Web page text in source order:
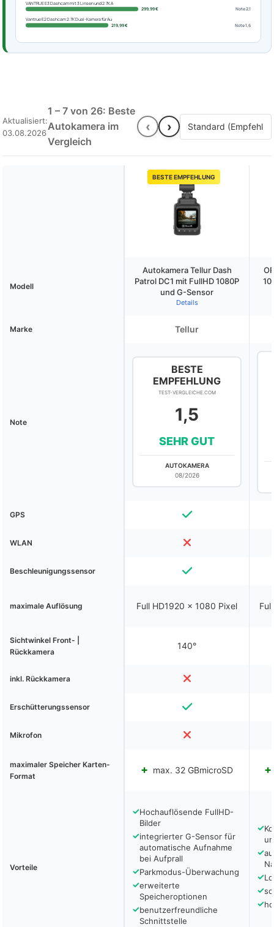
VANTRUE E3 Dashcam mit 3 Linsen und 2.7K A
299,99 €
Note 2,1
Vantrue E2 Dashcam 2.7K Dual-Kamera für Au
219,99 €
Note 1,6
Aktualisiert:
03.08.2026
1 – 7 von 26: Beste
Autokamera im
Vergleich
‹ ›
BESTE EMPFEHLUNG
Modell
Autokamera Tellur Dash
Patrol DC1 mit FullHD 1080P
und G-Sensor
Details
Marke Tellur
Note
BESTE
EMPFEHLUNG
TEST-VERGLEICHE.COM
1,5
SEHR GUT
AUTOKAMERA
08/2026
GPS
WLAN
Beschleunigungssensor
maximale Auflösung Full HD1920 x 1080 Pixel
Sichtwinkel Front- |
Rückkamera
140°
inkl. Rückkamera
Erschütterungssensor
Mikrofon
maximaler Speicher Karten-
Format
max. 32 GBmicroSD
Vorteile
✓Hochauflösende FullHD-
Bilder
✓integrierter G-Sensor für
automatische Aufnahme
bei Aufprall
✓Parkmodus-Überwachung
✓erweiterte
Speicheroptionen
✓benutzerfreundliche
Schnittstelle
✓
✓
✓
✓
✓